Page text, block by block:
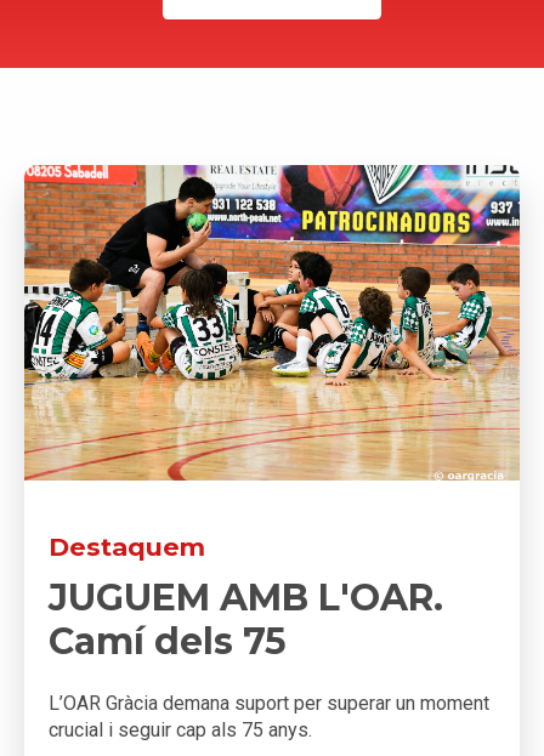
Destaquem
JUGUEM AMB L'OAR.
Camí dels 75
L’OAR Gràcia demana suport per superar un moment
crucial i seguir cap als 75 anys.